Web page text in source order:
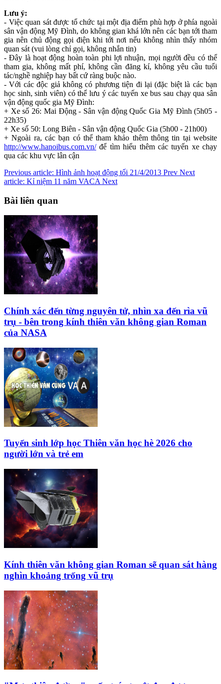
Lưu ý:
- Việc quan sát được tổ chức tại một địa điểm phù hợp ở phía ngoài
sân vận động Mỹ Đình, do không gian khá lớn nên các bạn tới tham
gia nên chủ động gọi điện khi tới nơi nếu không nhìn thấy nhóm
quan sát (vui lòng chỉ gọi, không nhắn tin)
- Đây là hoạt động hoàn toàn phi lợi nhuận, mọi người đều có thể
tham gia, không mất phí, không cần đăng kí, không yêu cầu tuổi
tác/nghề nghiệp hay bất cứ ràng buộc nào.
- Với các độc giả không có phương tiện đi lại (đặc biệt là các bạn
học sinh, sinh viên) có thể lưu ý các tuyến xe bus sau chạy qua sân
vận động quốc gia Mỹ Đình:
+ Xe số 26: Mai Động - Sân vận động Quốc Gia Mỹ Đình (5h05 -
22h35)
+ Xe số 50: Long Biên - Sân vận động Quốc Gia (5h00 - 21h00)
+ Ngoài ra, các bạn có thể tham khảo thêm thông tin tại website
http://www.hanoibus.com.vn/để tìm hiểu thêm các tuyến xe chạy
qua các khu vực lân cận
Previous article: Hình ảnh hoạt động tối 21/4/2013 Prev Next
article: Kỉ niệm 11 năm VACA Next
Bài liên quan
Chính xác đến từng nguyên tử, nhìn xa đến rìa vũ
trụ - bên trong kính thiên văn không gian Roman
của NASA
Tuyển sinh lớp học Thiên văn học hè 2026 cho
người lớn và trẻ em
Kính thiên văn không gian Roman sẽ quan sát hàng
nghìn khoảng trống vũ trụ